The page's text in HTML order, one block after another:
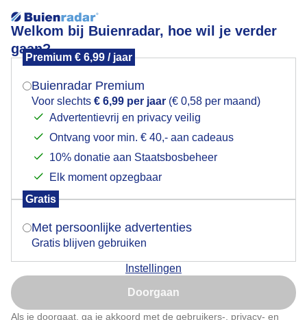
Welkom bij Buienradar, hoe wil je verder
gaan?
Premium € 6,99 / jaar
Buienradar Premium
Voor slechts € 6,99 per jaar (€ 0,58 per maand)
Advertentievrij en privacy veilig
Ontvang voor min. € 40,- aan cadeaus
10% donatie aan Staatsbosbeheer
Elk moment opzegbaar
Gratis
Met persoonlijke advertenties
Gratis blijven gebruiken
Instellingen
Doorgaan
Als je doorgaat, ga je akkoord met de gebruikers- privacy- en
Veel blauwe lucht
Door: Toon Boons Gemaakt: 05-08-2025, 38x bekeken
Mogen we je locatie gebruiken voor het
Indien je hier nog geen akkoord op hebt gegeven,
verschijnt er zo een pop-up uit je browser waarin
Is goed, toon de popup
Nu niet, misschien later